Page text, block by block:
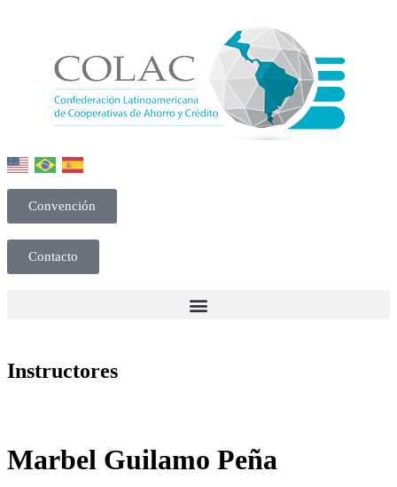
Convención
Contacto
Instructores
Marbel Guilamo Peña